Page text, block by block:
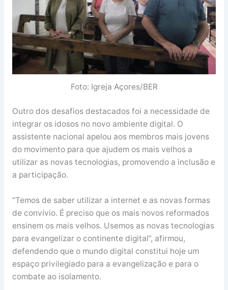
Foto: Igreja Açores/BER
Outro dos desafios destacados foi a necessidade de
integrar os idosos no novo ambiente digital. O
assistente nacional apelou aos membros mais jovens
do movimento para que ajudem os mais velhos a
utilizar as novas tecnologias, promovendo a inclusão e
a participação.
“Temos de saber utilizar a internet e as novas formas
de convívio. É preciso que os mais novos reformados
ensinem os mais velhos. Usemos as novas tecnologias
para evangelizar o continente digital”, afirmou,
defendendo que o mundo digital constitui hoje um
espaço privilegiado para a evangelização e para o
combate ao isolamento.